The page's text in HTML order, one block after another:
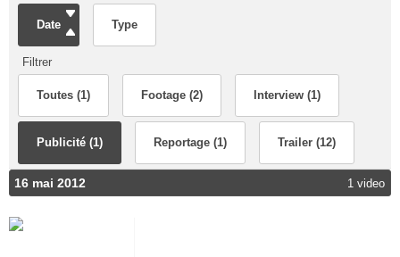
Date Type
Filtrer
Toutes (1) Footage (2) Interview (1)
Publicité (1) Reportage (1) Trailer (12)
16 mai 2012 1 video